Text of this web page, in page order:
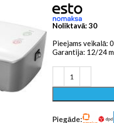
Noliktavā: 30
Pieejams veikalā:
Garantija: 12/24
Piegāde: